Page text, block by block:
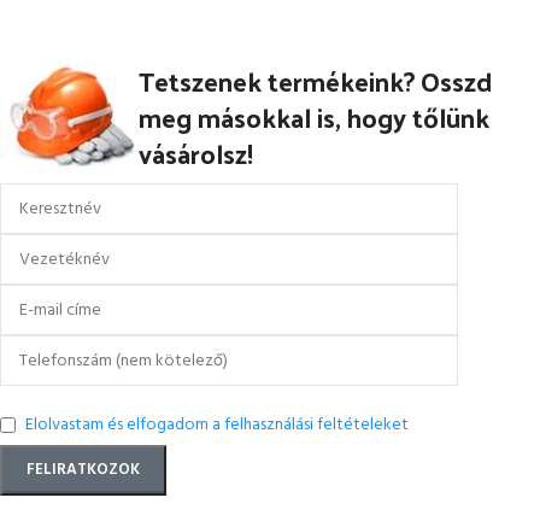
Tetszenek termékeink? Osszd
meg másokkal is, hogy tőlünk
vásárolsz!
Elolvastam és elfogadom a felhasználási feltételeket